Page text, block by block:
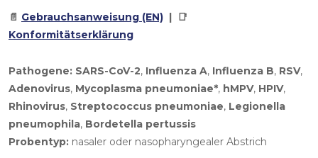
📄 Gebrauchsanweisung (EN) | 📑
Konformitätserklärung
Pathogene: SARS-CoV-2, Influenza A, Influenza B, RSV,
Adenovirus, Mycoplasma pneumoniae*, hMPV, HPIV,
Rhinovirus, Streptococcus pneumoniae, Legionella
pneumophila, Bordetella pertussis
Probentyp: nasaler oder nasopharyngealer Abstrich